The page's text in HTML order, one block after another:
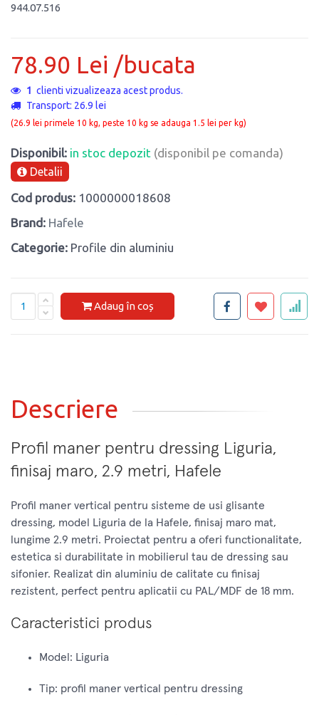
944.07.516
78.90 Lei /bucata
1 clienti vizualizeaza acest produs.
Transport: 26.9 lei
(26.9 lei primele 10 kg, peste 10 kg se adauga 1.5 lei per kg)
Disponibil: in stoc depozit (disponibil pe comanda)
Detalii
Cod produs: 1000000018608
Brand: Hafele
Categorie: Profile din aluminiu
Adaug în coș
Descriere
Profil maner pentru dressing Liguria,
finisaj maro, 2.9 metri, Hafele
Profil maner vertical pentru sisteme de usi glisante
dressing, model Liguria de la Hafele, finisaj maro mat,
lungime 2.9 metri. Proiectat pentru a oferi functionalitate,
estetica si durabilitate in mobilierul tau de dressing sau
sifonier. Realizat din aluminiu de calitate cu finisaj
rezistent, perfect pentru aplicatii cu PAL/MDF de 18 mm.
Caracteristici produs
Model: Liguria
Tip: profil maner vertical pentru dressing